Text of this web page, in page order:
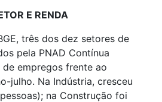
E RENDA
três dos dez setores de
pela PNAD Contínua
empregos frente ao
julho. Na Indústria, cresceu
na Construção foi